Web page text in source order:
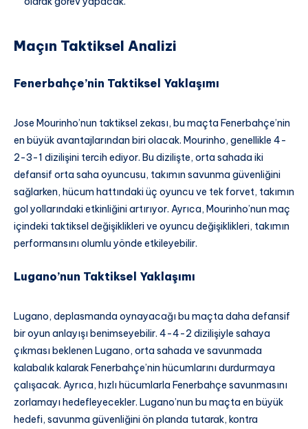
Maçın Taktiksel Analizi
Fenerbahçe’nin Taktiksel Yaklaşımı
Jose Mourinho’nun taktiksel zekası, bu maçta Fenerbahçe’nin
en büyük avantajlarından biri olacak. Mourinho, genellikle 4-
2-3-1 dizilişini tercih ediyor. Bu dizilişte, orta sahada iki
defansif orta saha oyuncusu, takımın savunma güvenliğini
sağlarken, hücum hattındaki üç oyuncu ve tek forvet, takımın
gol yollarındaki etkinliğini artırıyor. Ayrıca, Mourinho’nun maç
içindeki taktiksel değişiklikleri ve oyuncu değişiklikleri, takımın
performansını olumlu yönde etkileyebilir.
Lugano’nun Taktiksel Yaklaşımı
Lugano, deplasmanda oynayacağı bu maçta daha defansif
bir oyun anlayışı benimseyebilir. 4-4-2 dizilişiyle sahaya
çıkması beklenen Lugano, orta sahada ve savunmada
kalabalık kalarak Fenerbahçe’nin hücumlarını durdurmaya
çalışacak. Ayrıca, hızlı hücumlarla Fenerbahçe savunmasını
zorlamayı hedefleyecekler. Lugano’nun bu maçta en büyük
hedefi, savunma güvenliğini ön planda tutarak, kontra